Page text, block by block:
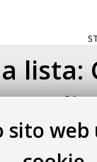
sito web
lista:
Studio